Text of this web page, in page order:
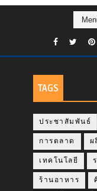
TAGS
ประชาสัมพันธ์
การตลาด ผ
เทคโนโลยี
ร้านอาหาร